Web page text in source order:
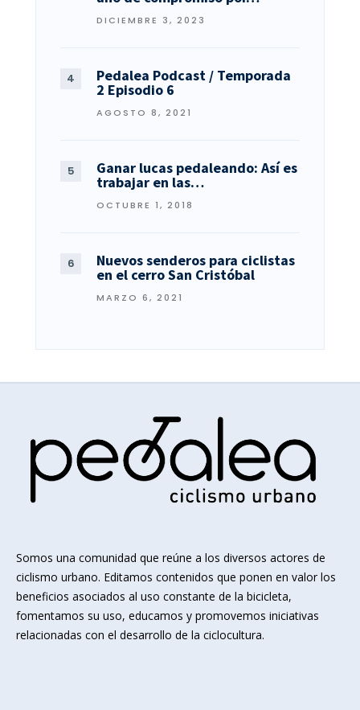
DICIEMBRE 3, 2023
Pedalea Podcast / Temporada
2 Episodio 6
AGOSTO 8, 2021
Ganar lucas pedaleando: Así es
trabajar en las…
OCTUBRE 1, 2018
Nuevos senderos para ciclistas
en el cerro San Cristóbal
MARZO 6, 2021
Somos una comunidad que reúne a los diversos actores de
ciclismo urbano. Editamos contenidos que ponen en valor los
beneficios asociados al uso constante de la bicicleta,
fomentamos su uso, educamos y promovemos iniciativas
relacionadas con el desarrollo de la ciclocultura.